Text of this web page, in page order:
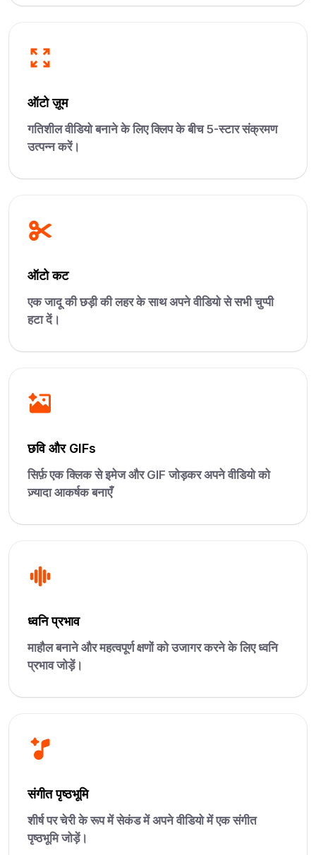
ऑटो ज़ूम
गतिशील वीडियो बनाने के लिए क्लिप के बीच 5-स्टार संक्रमण
उत्पन्न करें।
ऑटो कट
एक जादू की छड़ी की लहर के साथ अपने वीडियो से सभी चुप्पी
हटा दें।
छवि और GIFs
सिर्फ़ एक क्लिक से इमेज और GIF जोड़कर अपने वीडियो को
ज़्यादा आकर्षक बनाएँ
ध्वनि प्रभाव
माहौल बनाने और महत्वपूर्ण क्षणों को उजागर करने के लिए ध्वनि
प्रभाव जोड़ें।
संगीत पृष्ठभूमि
शीर्ष पर चेरी के रूप में सेकंड में अपने वीडियो में एक संगीत
पृष्ठभूमि जोड़ें।